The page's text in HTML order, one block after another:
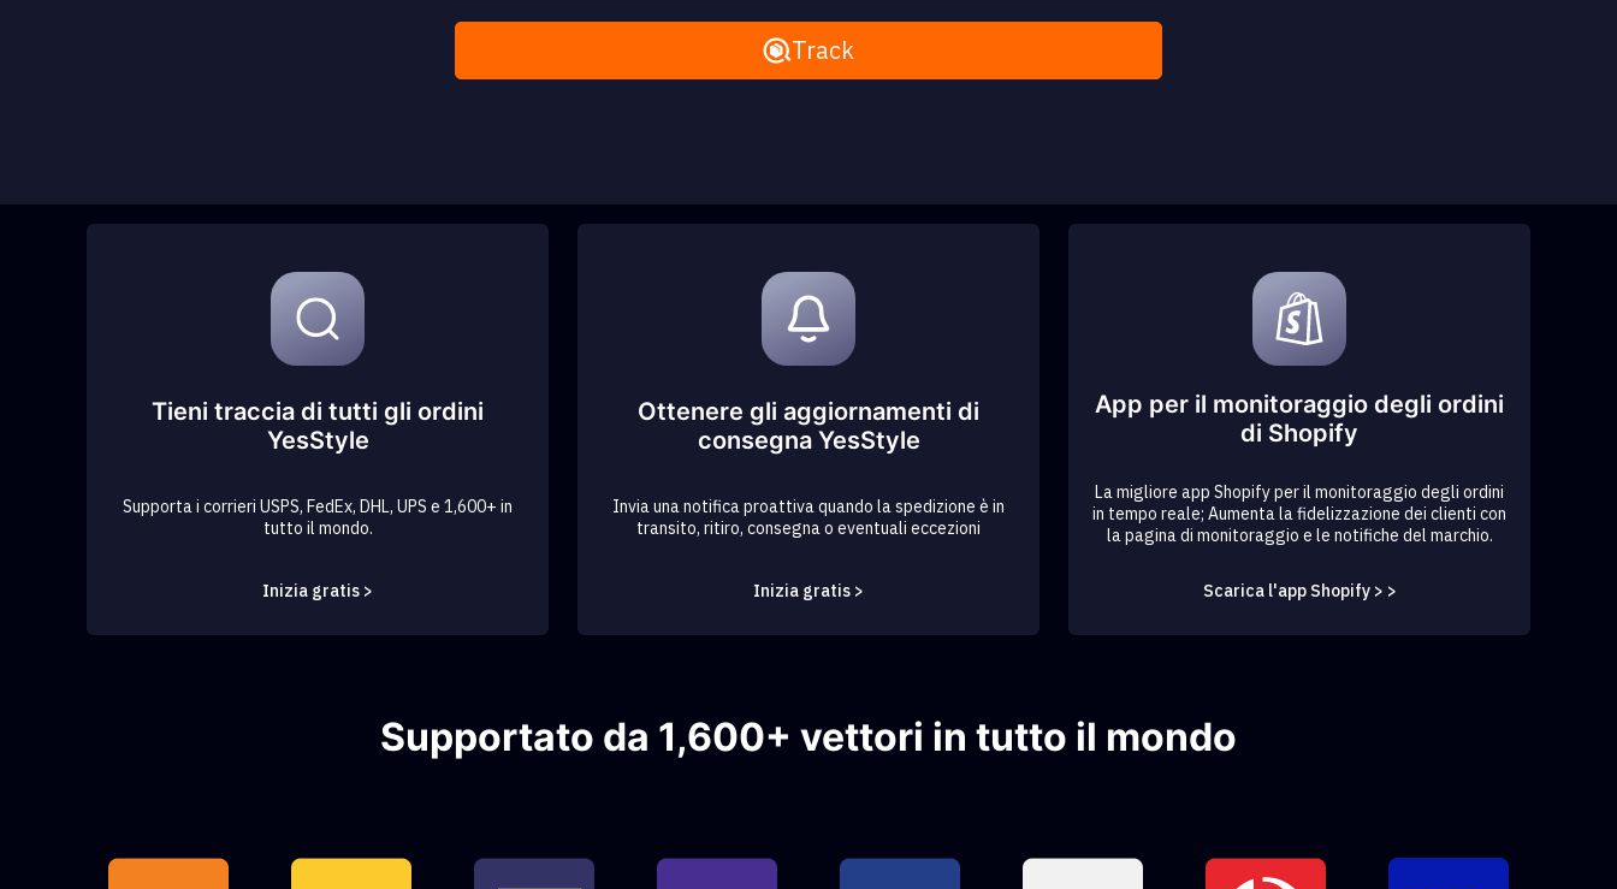
Remove AllTrack
Tieni traccia di tutti gli ordini
YesStyle
Supporta i corrieri USPS, FedEx, DHL, UPS e 1,600+ in
tutto il mondo.
Inizia gratis >
Ottenere gli aggiornamenti di
consegna YesStyle
Invia una notifica proattiva quando la spedizione è in
transito, ritiro, consegna o eventuali eccezioni
Inizia gratis >
App per il monitoraggio degli ordini
di Shopify
La migliore app Shopify per il monitoraggio degli ordini
in tempo reale; Aumenta la fidelizzazione dei clienti con
la pagina di monitoraggio e le notifiche del marchio.
Scarica l'app Shopify > >
Supportato da 1,600+ vettori in tutto il mondo